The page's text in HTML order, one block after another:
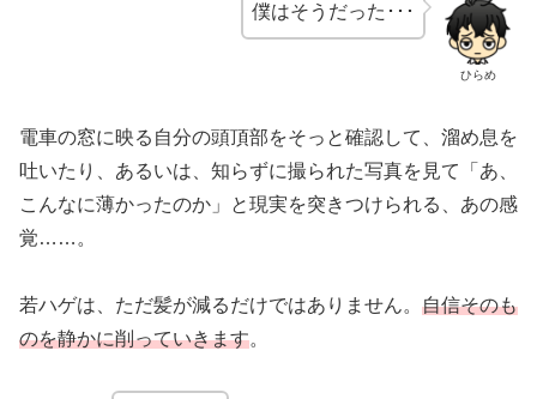
ひらめ
僕はそうだった･･･
電車の窓に映る自分の頭頂部をそっと確認して、溜め息を
吐いたり、あるいは、知らずに撮られた写真を見て「あ、
こんなに薄かったのか」と現実を突きつけられる、あの感
覚……。
若ハゲは、ただ髪が減るだけではありません。 自信そのも
のを静かに削っていきます。